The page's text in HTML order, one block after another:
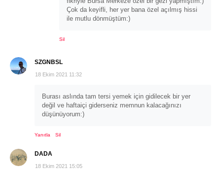
Çok da keyifli, her yer bana özel açılmış hissi
ile mutlu dönmüştüm:)
Sil
SZGNBSL
18 Ekim 2021 11:32
Burası aslında tam tersi yemek için gidilecek bir yer
değil ve haftaiçi giderseniz memnun kalacağınızı
düşünüyorum:)
Yanıtla Sil
DADA
18 Ekim 2021 15:05